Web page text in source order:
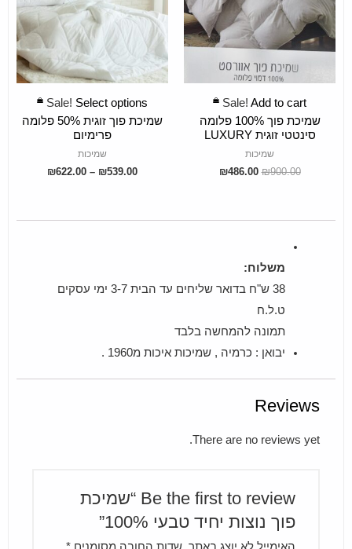
Sale! Add to cart
שמיכת פוך 100% פלומה
סינטטי זוגית LUXURY
שמיכות
₪900.00
₪486.00
ADD TO CART
Sale! Select options
שמיכת פוך זוגית 50% פלומה
פרימיום
שמיכות
₪539.00
–
₪622.00
SELECT OPTIONS
משלוח:
38 ש"ח בדואר שליחים עד הבית 3-7 ימי עסקים
ט.ל.ח
תמונה להמחשה בלבד
יבואן : כרמיה , שמיכות איכות מ1960 .
Reviews
There are no reviews yet.
Be the first to review “שמיכת
פוך נוצות יחיד טבעי 100%”